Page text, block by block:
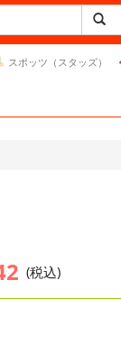
スポッツ（スタッズ）
(税込)